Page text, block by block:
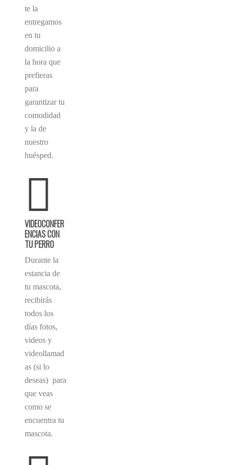
te la
entregamos
en tu
domicilio a
la hora que
prefieras
para
garantizar tu
comodidad
y la de
nuestro
huésped.
VIDEOCONFER
ENCIAS CON
TU PERRO
Durante la
estancia de
tu mascota,
recibirás
todos los
días fotos,
videos y
videollamad
as (si lo
deseas) para
que veas
como se
encuentra tu
mascota.